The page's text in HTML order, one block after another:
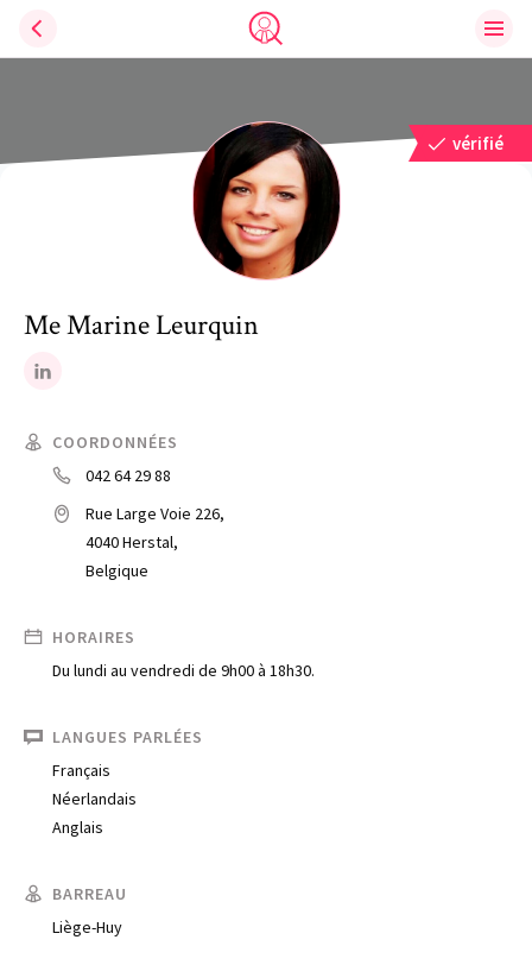
Trouve un avocat
MeMarineLeurquin
vérifié
LinkedIn
COORDONNÉES
042 64 29 88
Rue Large Voie 226,
4040 Herstal,
Belgique
HORAIRES
Du lundi au vendredi de 9h00 à 18h30.
LANGUES PARLÉES
Français
Néerlandais
Anglais
BARREAU
Liège-Huy